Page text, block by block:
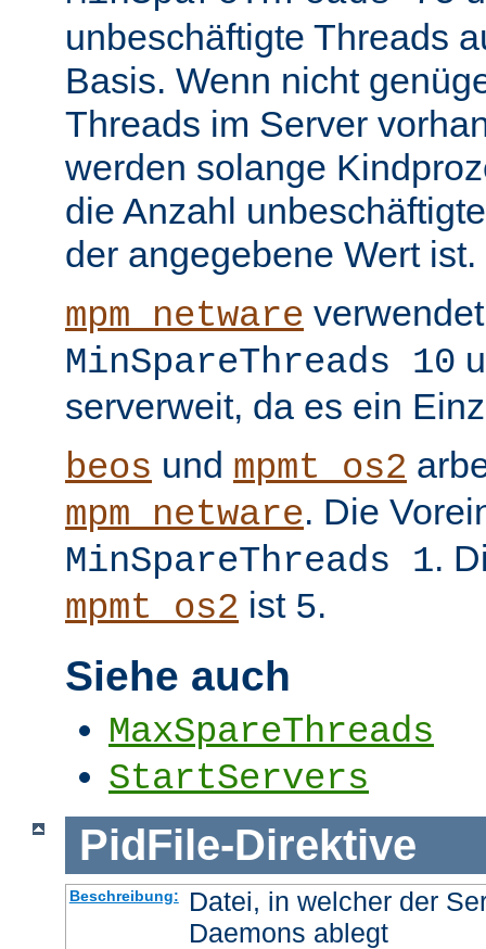
unbeschäftigte Threads
Basis. Wenn nicht
Threads im Server
werden solange
die Anzahl
der angegebene Wert ist.
mpm_netware
MinSpareThreads 10
serverweit, da es ein
beos und mpmt_os2
mpm_netware. Die
MinSpareThreads 1.
mpmt_os2 ist 5.
Siehe auch
MaxSpareThreads
StartServers
PidFile-Direktive
Beschreibung:
Datei, in welcher der
Daemons ablegt